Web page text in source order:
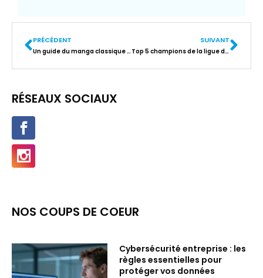
PRÉCÉDENT
Un guide du manga classique pour les débutants
SUIVANT
Top 5 champions de la ligue des légendes
RÉSEAUX SOCIAUX
NOS COUPS DE COEUR
Cybersécurité entreprise : les
règles essentielles pour
protéger vos données